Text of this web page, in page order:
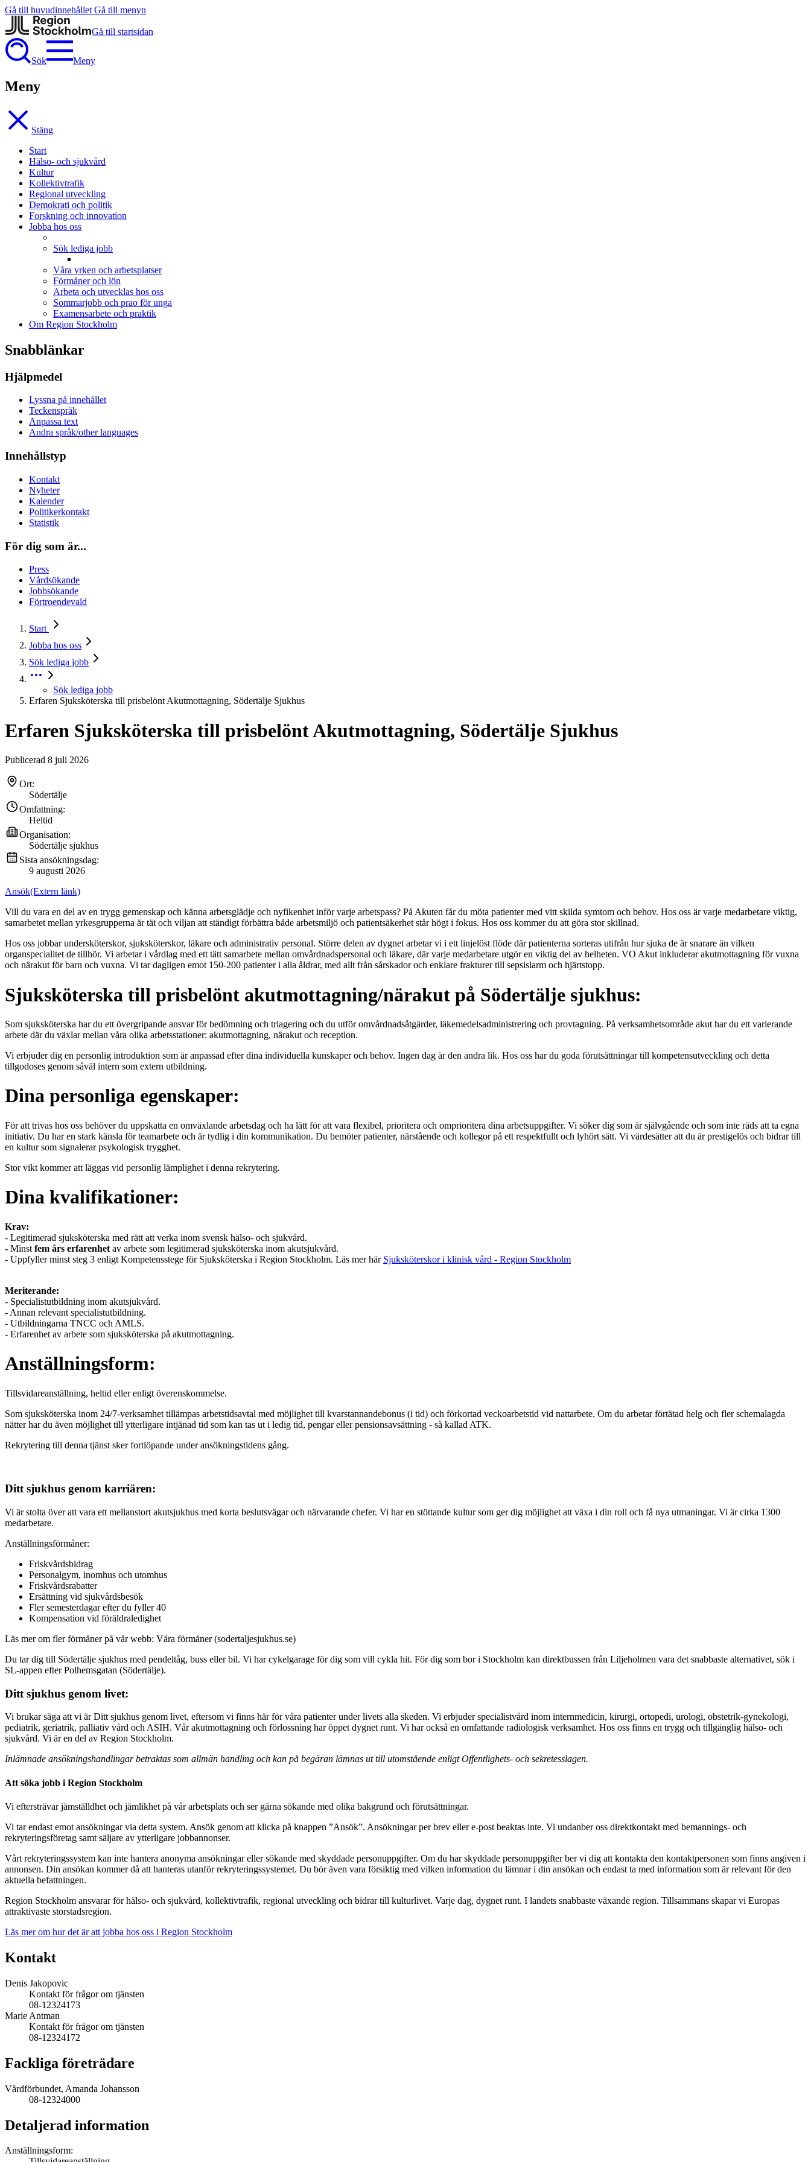
Gå till huvudinnehållet Gå till menyn
Gå till startsidan
Sök Meny
Meny
Stäng
Start
Hälso- och sjukvård
Kultur
Kollektivtrafik
Regional utveckling
Demokrati och politik
Forskning och innovation
Jobba hos oss
Sök lediga jobb
Våra yrken och arbetsplatser
Förmåner och lön
Arbeta och utvecklas hos oss
Sommarjobb och prao för unga
Examensarbete och praktik
Om Region Stockholm
Snabblänkar
Hjälpmedel
Lyssna på innehållet
Teckenspråk
Anpassa text
Andra språk/other languages
Innehållstyp
Kontakt
Nyheter
Kalender
Politikerkontakt
Statistik
För dig som är...
Press
Vårdsökande
Jobbsökande
Förtroendevald
Start
Jobba hos oss
Sök lediga jobb
Sök lediga jobb
Erfaren Sjuksköterska till prisbelönt Akutmottagning, Södertälje Sjukhus
Erfaren Sjuksköterska till prisbelönt Akutmottagning, Södertälje Sjukhus
Publicerad 8 juli 2026
Ort:
Södertälje
Omfattning:
Heltid
Organisation:
Södertälje sjukhus
Sista ansökningsdag:
9 augusti 2026
Ansök(Extern länk)
Vill du vara en del av en trygg gemenskap och känna arbetsglädje och nyfikenhet inför varje arbetspass? På Akuten får du möta patienter med vitt skilda symtom och behov. Hos oss är varje medarbetare viktig,
samarbetet mellan yrkesgrupperna är tät och viljan att ständigt förbättra både arbetsmiljö och patientsäkerhet står högt i fokus. Hos oss kommer du att göra stor skillnad.
Hos oss jobbar undersköterskor, sjuksköterskor, läkare och administrativ personal. Större delen av dygnet arbetar vi i ett linjelöst flöde där patienterna sorteras utifrån hur sjuka de är snarare än vilken
organspecialitet de tillhör. Vi arbetar i vårdlag med ett tätt samarbete mellan omvårdnadspersonal och läkare, där varje medarbetare utgör en viktig del av helheten. VO Akut inkluderar akutmottagning för vuxna
och närakut för barn och vuxna. Vi tar dagligen emot 150-200 patienter i alla åldrar, med allt från sårskador och enklare frakturer till sepsislarm och hjärtstopp.
Sjuksköterska till prisbelönt akutmottagning/närakut på Södertälje sjukhus:
Som sjuksköterska har du ett övergripande ansvar för bedömning och triagering och du utför omvårdnadsåtgärder, läkemedelsadministrering och provtagning. På verksamhetsområde akut har du ett varierande
arbete där du växlar mellan våra olika arbetsstationer: akutmottagning, närakut och reception.
Vi erbjuder dig en personlig introduktion som är anpassad efter dina individuella kunskaper och behov. Ingen dag är den andra lik. Hos oss har du goda förutsättningar till kompetensutveckling och detta
tillgodoses genom såväl intern som extern utbildning.
Dina personliga egenskaper:
För att trivas hos oss behöver du uppskatta en omväxlande arbetsdag och ha lätt för att vara flexibel, prioritera och omprioritera dina arbetsuppgifter. Vi söker dig som är självgående och som inte räds att ta egna
initiativ. Du har en stark känsla för teamarbete och är tydlig i din kommunikation. Du bemöter patienter, närstående och kollegor på ett respektfullt och lyhört sätt. Vi värdesätter att du är prestigelös och bidrar till
en kultur som signalerar psykologisk trygghet.
Stor vikt kommer att läggas vid personlig lämplighet i denna rekrytering.
Dina kvalifikationer:
Krav:
- Legitimerad sjuksköterska med rätt att verka inom svensk hälso- och sjukvård.
- Minst fem års erfarenhet av arbete som legitimerad sjuksköterska inom akutsjukvård.
- Uppfyller minst steg 3 enligt Kompetensstege för Sjuksköterska i Region Stockholm. Läs mer här Sjuksköterskor i klinisk vård - Region Stockholm
Meriterande:
- Specialistutbildning inom akutsjukvård.
- Annan relevant specialistutbildning.
- Utbildningarna TNCC och AMLS.
- Erfarenhet av arbete som sjuksköterska på akutmottagning.
Anställningsform:
Tillsvidareanställning, heltid eller enligt överenskommelse.
Som sjuksköterska inom 24/7-verksamhet tillämpas arbetstidsavtal med möjlighet till kvarstannandebonus (i tid) och förkortad veckoarbetstid vid nattarbete. Om du arbetar förtätad helg och fler schemalagda
nätter har du även möjlighet till ytterligare intjänad tid som kan tas ut i ledig tid, pengar eller pensionsavsättning - så kallad ATK.
Rekrytering till denna tjänst sker fortlöpande under ansökningstidens gång.
Ditt sjukhus genom karriären:
Vi är stolta över att vara ett mellanstort akutsjukhus med korta beslutsvägar och närvarande chefer. Vi har en stöttande kultur som ger dig möjlighet att växa i din roll och få nya utmaningar. Vi är cirka 1300
medarbetare.
Anställningsförmåner:
Friskvårdsbidrag
Personalgym, inomhus och utomhus
Friskvårdsrabatter
Ersättning vid sjukvårdsbesök
Fler semesterdagar efter du fyller 40
Kompensation vid föräldraledighet
Läs mer om fler förmåner på vår webb: Våra förmåner (sodertaljesjukhus.se)
Du tar dig till Södertälje sjukhus med pendeltåg, buss eller bil. Vi har cykelgarage för dig som vill cykla hit. För dig som bor i Stockholm kan direktbussen från Liljeholmen vara det snabbaste alternativet, sök i
SL-appen efter Polhemsgatan (Södertälje).
Ditt sjukhus genom livet:
Vi brukar säga att vi är Ditt sjukhus genom livet, eftersom vi finns här för våra patienter under livets alla skeden. Vi erbjuder specialistvård inom internmedicin, kirurgi, ortopedi, urologi, obstetrik-gynekologi,
pediatrik, geriatrik, palliativ vård och ASIH. Vår akutmottagning och förlossning har öppet dygnet runt. Vi har också en omfattande radiologisk verksamhet. Hos oss finns en trygg och tillgänglig hälso- och
sjukvård. Vi är en del av Region Stockholm.
Inlämnade ansökningshandlingar betraktas som allmän handling och kan på begäran lämnas ut till utomstående enligt Offentlighets- och sekretesslagen.
Att söka jobb i Region Stockholm
Vi eftersträvar jämställdhet och jämlikhet på vår arbetsplats och ser gärna sökande med olika bakgrund och förutsättningar.
Vi tar endast emot ansökningar via detta system. Ansök genom att klicka på knappen ”Ansök”. Ansökningar per brev eller e-post beaktas inte. Vi undanber oss direktkontakt med bemannings- och
rekryteringsföretag samt säljare av ytterligare jobbannonser.
Vårt rekryteringssystem kan inte hantera anonyma ansökningar eller sökande med skyddade personuppgifter. Om du har skyddade personuppgifter ber vi dig att kontakta den kontaktpersonen som finns angiven i
annonsen. Din ansökan kommer då att hanteras utanför rekryteringssystemet. Du bör även vara försiktig med vilken information du lämnar i din ansökan och endast ta med information som är relevant för den
aktuella befattningen.
Region Stockholm ansvarar för hälso- och sjukvård, kollektivtrafik, regional utveckling och bidrar till kulturlivet. Varje dag, dygnet runt. I landets snabbaste växande region. Tillsammans skapar vi Europas
attraktivaste storstadsregion.
Läs mer om hur det är att jobba hos oss i Region Stockholm
Kontakt
Denis Jakopovic
Kontakt för frågor om tjänsten
08-12324173
Marie Antman
Kontakt för frågor om tjänsten
08-12324172
Fackliga företrädare
Vårdförbundet, Amanda Johansson
08-12324000
Detaljerad information
Anställningsform: